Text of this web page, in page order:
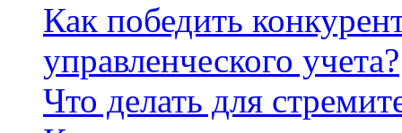
Как победить
управленческого учета?
Что делать для